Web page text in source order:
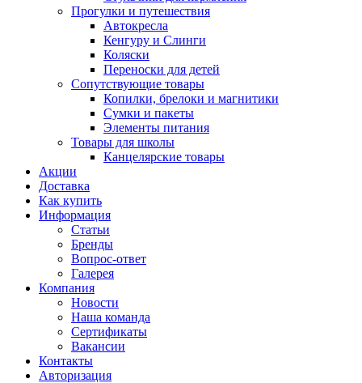
Прогулки и путешествия
Автокресла
Кенгуру и Слинги
Коляски
Переноски для детей
Сопутствующие товары
Копилки, брелоки и магнитики
Сумки и пакеты
Элементы питания
Товары для школы
Канцелярские товары
Акции
Доставка
Как купить
Информация
Статьи
Бренды
Вопрос-ответ
Галерея
Компания
Новости
Наша команда
Сертификаты
Вакансии
Контакты
Авторизация